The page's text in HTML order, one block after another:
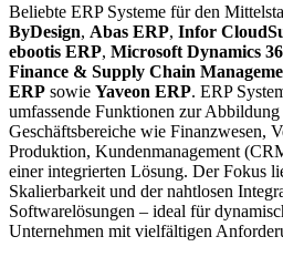
Beliebte ERP Systeme für den
ByDesign, Abas ERP, Infor
ebootis ERP, Microsoft Dynamics
Finance & Supply Chain
ERP sowie Yaveon ERP. ERP
umfassende Funktionen zur Abbildung
Geschäftsbereiche wie Finanzwesen,
Produktion, Kundenmanagement
einer integrierten Lösung. Der Fokus
Skalierbarkeit und der nahtlosen
Softwarelösungen – ideal für
Unternehmen mit vielfältigen